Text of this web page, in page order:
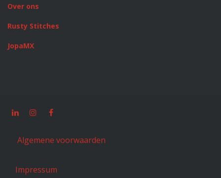
Over ons
Rusty Stitches
JopaMX
Algemene voorwaarden
Impressum